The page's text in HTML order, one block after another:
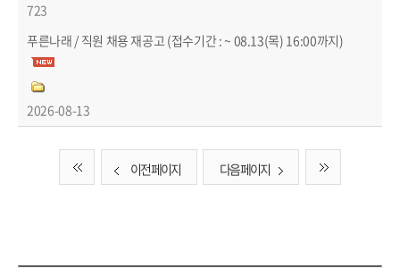
723
푸른나래 / 직원 채용 재공고 (접수기간 : ~ 08.13(목) 16:00까지)
2026-08-13
이전 페이지 다음 페이지
담당부서 정보 & 컨텐츠 만족도 조사 & 공공저작물 자유이용 허락 표시